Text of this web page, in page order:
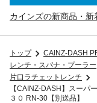
カインズの新商品・新
トップ CAINZ-DASH
レンチ・スパナ・プーラー
片口ラチェットレンチ
【CAINZ-DASH】スーパ
３０ RN-30【別送品】